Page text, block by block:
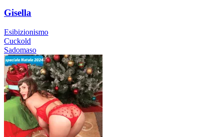
Gisella
Esibizionismo
Cuckold
Sadomaso